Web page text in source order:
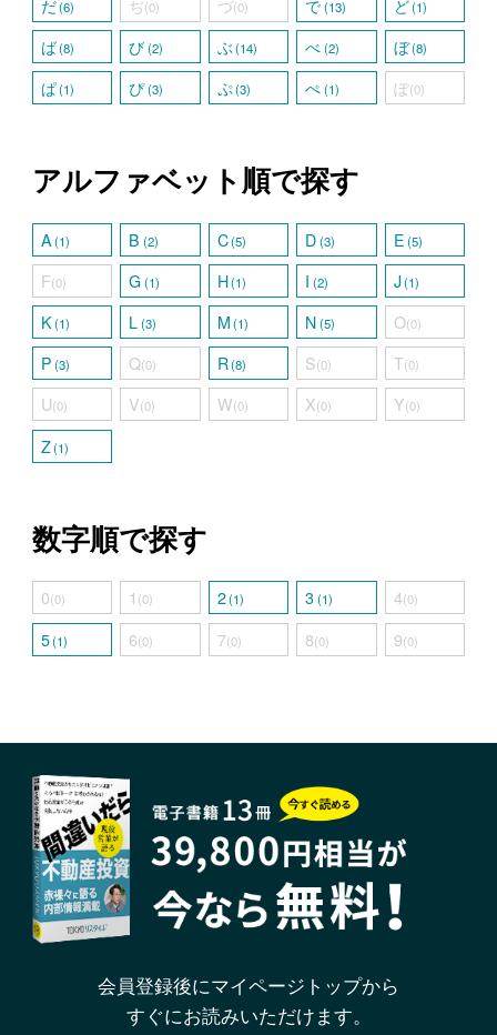
だ(6) ぢ(0) づ(0) で(13) ど(1)
ば(8) び(2) ぶ (14) べ(2) ぼ(8)
ぱ(1) ぴ(3) ぷ(3) ぺ(1) ぽ(0)
アルファベット順で探す
A(1) B (2) C(5) D(3) E (5)
F(0) G(1) H(1) I (2) J (1)
K(1) L(3) M (1) N(5) O(0)
P(3) Q(0) R(8) S(0) T(0)
U(0) V(0) W(0) X(0) Y(0)
Z(1)
数字順で探す
0(0) 1 (0) 2(1) 3(1) 4(0)
5(1) 6(0) 7(0) 8(0) 9(0)
会員登録後にマイページトップから
すぐにお読みいただけます。